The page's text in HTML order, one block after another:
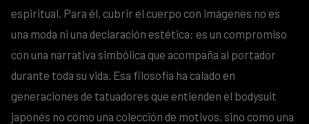
espiritual. Para él, cubrir el cuerpo con imágenes no es
una moda ni una declaración estética: es un compromiso
con una narrativa simbólica que acompaña al portador
durante toda su vida. Esa filosofía ha calado en
generaciones de tatuadores que entienden el bodysuit
japonés no como una colección de motivos, sino como una